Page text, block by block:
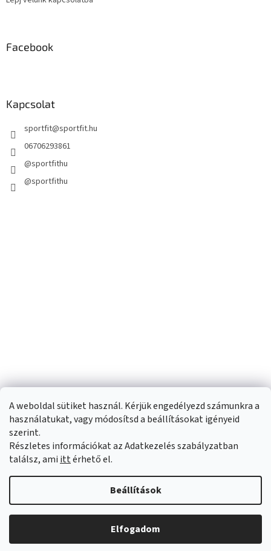
A weboldal sütiket használ. Kérjük engedélyezd számunkra a
használatukat, vagy módosítsd a beállításokat igényeid
szerint.
Részletes információkat az Adatkezelés szabályzatban
találsz, ami ittérhető el.
Beállítások
Elfogadom
Facebook
Kapcsolat
sportfit@sportfit.hu
06706293861
@sportfithu
@sportfithu
Shoptet készítette
Sportfit.hu. Minden jog fenntartva.